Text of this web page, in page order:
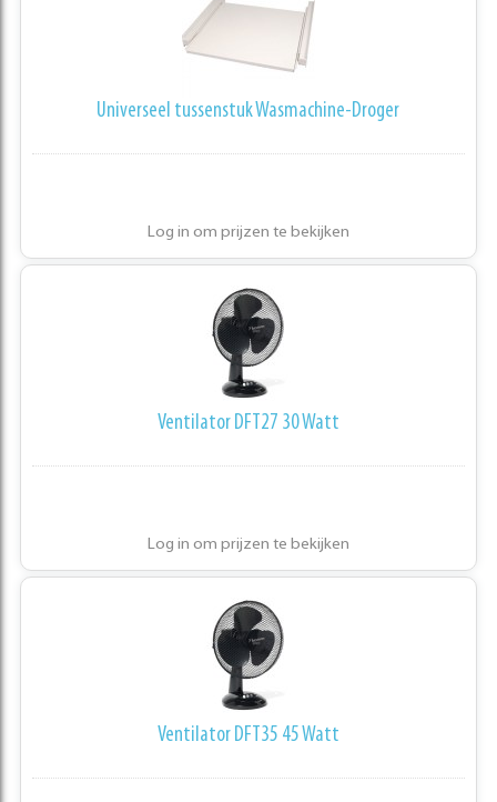
Universeel tussenstuk Wasmachine-Droger
Log in om prijzen te bekijken
Ventilator DFT27 30 Watt
Log in om prijzen te bekijken
Ventilator DFT35 45 Watt